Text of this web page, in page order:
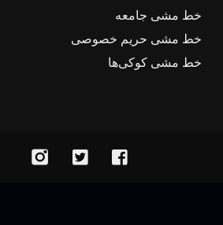
خط مشی جامعه
خط مشی حریم خصوصی
خط مشی کوکی‌ها